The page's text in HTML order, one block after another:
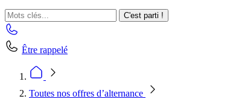
C'est parti !
Être rappelé
Toutes nos offres d’alternance